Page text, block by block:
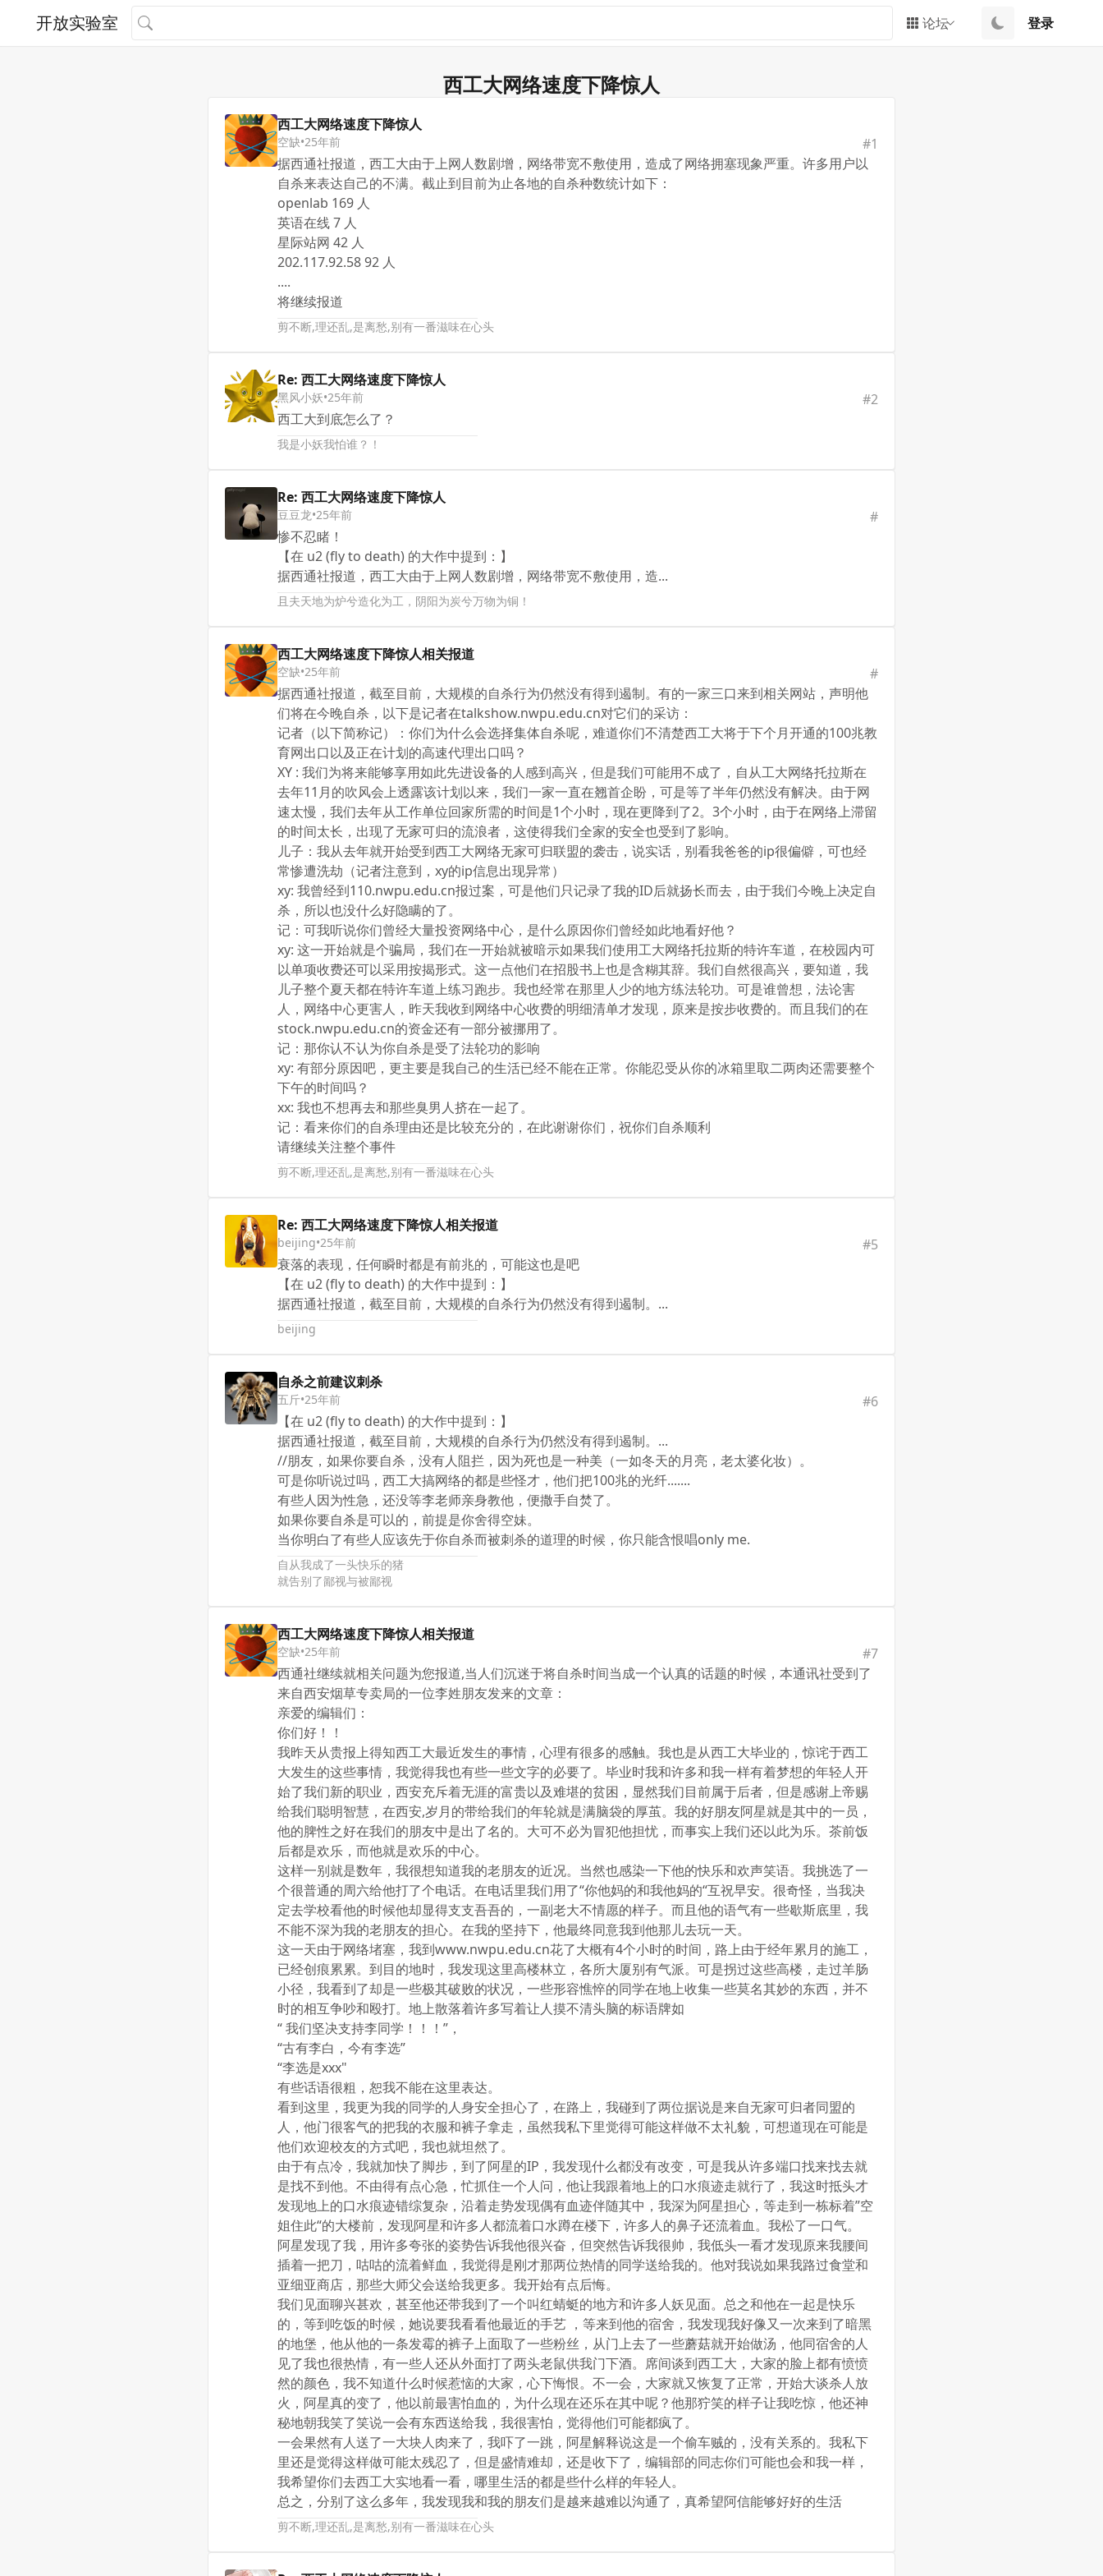
开放实验室 论坛 登录
西工大网络速度下降惊人
西工大网络速度下降惊人
空缺•25年前 #1
据西通社报道，西工大由于上网人数剧增，网络带宽不敷使用，造成了网络拥塞现象严重。许多用户以
自杀来表达自己的不满。截止到目前为止各地的自杀种数统计如下：
openlab 169 人
英语在线 7 人
星际站网 42 人
202.117.92.58 92 人
....
将继续报道
剪不断,理还乱,是离愁,别有一番滋味在心头
Re: 西工大网络速度下降惊人
黑风小妖•25年前 #2
西工大到底怎么了？
我是小妖我怕谁？！
Re: 西工大网络速度下降惊人
豆豆龙•25年前
#
惨不忍睹！
【在 u2 (fly to death) 的大作中提到：】
据西通社报道，西工大由于上网人数剧增，网络带宽不敷使用，造...
且夫天地为炉兮造化为工，阴阳为炭兮万物为铜！
西工大网络速度下降惊人相关报道
空缺•25年前
#
据西通社报道，截至目前，大规模的自杀行为仍然没有得到遏制。有的一家三口来到相关网站，声明他
们将在今晚自杀，以下是记者在talkshow.nwpu.edu.cn对它们的采访：
记者（以下简称记）：你们为什么会选择集体自杀呢，难道你们不清楚西工大将于下个月开通的100兆教
育网出口以及正在计划的高速代理出口吗？
XY : 我们为将来能够享用如此先进设备的人感到高兴，但是我们可能用不成了，自从工大网络托拉斯在
去年11月的吹风会上透露该计划以来，我们一家一直在翘首企盼，可是等了半年仍然没有解决。由于网
速太慢，我们去年从工作单位回家所需的时间是1个小时，现在更降到了2。3个小时，由于在网络上滞留
的时间太长，出现了无家可归的流浪者，这使得我们全家的安全也受到了影响。
儿子：我从去年就开始受到西工大网络无家可归联盟的袭击，说实话，别看我爸爸的ip很偏僻，可也经
常惨遭洗劫（记者注意到，xy的ip信息出现异常）
xy: 我曾经到110.nwpu.edu.cn报过案，可是他们只记录了我的ID后就扬长而去，由于我们今晚上决定自
杀，所以也没什么好隐瞒的了。
记：可我听说你们曾经大量投资网络中心，是什么原因你们曾经如此地看好他？
xy: 这一开始就是个骗局，我们在一开始就被暗示如果我们使用工大网络托拉斯的特许车道，在校园内可
以单项收费还可以采用按揭形式。这一点他们在招股书上也是含糊其辞。我们自然很高兴，要知道，我
儿子整个夏天都在特许车道上练习跑步。我也经常在那里人少的地方练法轮功。可是谁曾想，法论害
人，网络中心更害人，昨天我收到网络中心收费的明细清单才发现，原来是按步收费的。而且我们的在
stock.nwpu.edu.cn的资金还有一部分被挪用了。
记：那你认不认为你自杀是受了法轮功的影响
xy: 有部分原因吧，更主要是我自己的生活已经不能在正常。你能忍受从你的冰箱里取二两肉还需要整个
下午的时间吗？
xx: 我也不想再去和那些臭男人挤在一起了。
记：看来你们的自杀理由还是比较充分的，在此谢谢你们，祝你们自杀顺利
请继续关注整个事件
剪不断,理还乱,是离愁,别有一番滋味在心头
Re: 西工大网络速度下降惊人相关报道
beijing•25年前 #5
衰落的表现，任何瞬时都是有前兆的，可能这也是吧
【在 u2 (fly to death) 的大作中提到：】
据西通社报道，截至目前，大规模的自杀行为仍然没有得到遏制。...
beijing
自杀之前建议刺杀
五斤•25年前 #6
【在 u2 (fly to death) 的大作中提到：】
据西通社报道，截至目前，大规模的自杀行为仍然没有得到遏制。...
//朋友，如果你要自杀，没有人阻拦，因为死也是一种美（一如冬天的月亮，老太婆化妆）。
可是你听说过吗，西工大搞网络的都是些怪才，他们把100兆的光纤.......
有些人因为性急，还没等李老师亲身教他，便撒手自焚了。
如果你要自杀是可以的，前提是你舍得空妹。
当你明白了有些人应该先于你自杀而被刺杀的道理的时候，你只能含恨唱only me.
自从我成了一头快乐的猪
就告别了鄙视与被鄙视
西工大网络速度下降惊人相关报道
空缺•25年前 #7
西通社继续就相关问题为您报道,当人们沉迷于将自杀时间当成一个认真的话题的时候，本通讯社受到了
来自西安烟草专卖局的一位李姓朋友发来的文章：
亲爱的编辑们：
你们好！！
我昨天从贵报上得知西工大最近发生的事情，心理有很多的感触。我也是从西工大毕业的，惊诧于西工
大发生的这些事情，我觉得我也有些一些文字的必要了。毕业时我和许多和我一样有着梦想的年轻人开
始了我们新的职业，西安充斥着无涯的富贵以及难堪的贫困，显然我们目前属于后者，但是感谢上帝赐
给我们聪明智慧，在西安,岁月的带给我们的年轮就是满脑袋的厚茧。我的好朋友阿星就是其中的一员，
他的脾性之好在我们的朋友中是出了名的。大可不必为冒犯他担忧，而事实上我们还以此为乐。茶前饭
后都是欢乐，而他就是欢乐的中心。
这样一别就是数年，我很想知道我的老朋友的近况。当然也感染一下他的快乐和欢声笑语。我挑选了一
个很普通的周六给他打了个电话。在电话里我们用了“你他妈的和我他妈的“互祝早安。很奇怪，当我决
定去学校看他的时候他却显得支支吾吾的，一副老大不情愿的样子。而且他的语气有一些歇斯底里，我
不能不深为我的老朋友的担心。在我的坚持下，他最终同意我到他那儿去玩一天。
这一天由于网络堵塞，我到www.nwpu.edu.cn花了大概有4个小时的时间，路上由于经年累月的施工，
已经创痕累累。到目的地时，我发现这里高楼林立，各所大厦别有气派。可是拐过这些高楼，走过羊肠
小径，我看到了却是一些极其破败的状况，一些形容憔悴的同学在地上收集一些莫名其妙的东西，并不
时的相互争吵和殴打。地上散落着许多写着让人摸不清头脑的标语牌如
“ 我们坚决支持李同学！！！”，
“古有李白，今有李选”
“李选是xxx"
有些话语很粗，恕我不能在这里表达。
看到这里，我更为我的同学的人身安全担心了，在路上，我碰到了两位据说是来自无家可归者同盟的
人，他门很客气的把我的衣服和裤子拿走，虽然我私下里觉得可能这样做不太礼貌，可想道现在可能是
他们欢迎校友的方式吧，我也就坦然了。
由于有点冷，我就加快了脚步，到了阿星的IP，我发现什么都没有改变，可是我从许多端口找来找去就
是找不到他。不由得有点心急，忙抓住一个人问，他让我跟着地上的口水痕迹走就行了，我这时抵头才
发现地上的口水痕迹错综复杂，沿着走势发现偶有血迹伴随其中，我深为阿星担心，等走到一栋标着”空
姐住此“的大楼前，发现阿星和许多人都流着口水蹲在楼下，许多人的鼻子还流着血。我松了一口气。
阿星发现了我，用许多夸张的姿势告诉我他很兴奋，但突然告诉我很帅，我低头一看才发现原来我腰间
插着一把刀，咕咕的流着鲜血，我觉得是刚才那两位热情的同学送给我的。他对我说如果我路过食堂和
亚细亚商店，那些大师父会送给我更多。我开始有点后悔。
我们见面聊兴甚欢，甚至他还带我到了一个叫红蜻蜓的地方和许多人妖见面。总之和他在一起是快乐
的，等到吃饭的时候，她说要我看看他最近的手艺 ，等来到他的宿舍，我发现我好像又一次来到了暗黑
的地堡，他从他的一条发霉的裤子上面取了一些粉丝，从门上去了一些蘑菇就开始做汤，他同宿舍的人
见了我也很热情，有一些人还从外面打了两头老鼠供我门下酒。席间谈到西工大，大家的脸上都有愤愤
然的颜色，我不知道什么时候惹恼的大家，心下悔恨。不一会，大家就又恢复了正常，开始大谈杀人放
火，阿星真的变了，他以前最害怕血的，为什么现在还乐在其中呢？他那狞笑的样子让我吃惊，他还神
秘地朝我笑了笑说一会有东西送给我，我很害怕，觉得他们可能都疯了。
一会果然有人送了一大块人肉来了，我吓了一跳，阿星解释说这是一个偷车贼的，没有关系的。我私下
里还是觉得这样做可能太残忍了，但是盛情难却，还是收下了，编辑部的同志你们可能也会和我一样，
我希望你们去西工大实地看一看，哪里生活的都是些什么样的年轻人。
总之，分别了这么多年，我发现我和我的朋友们是越来越难以沟通了，真希望阿信能够好好的生活
剪不断,理还乱,是离愁,别有一番滋味在心头